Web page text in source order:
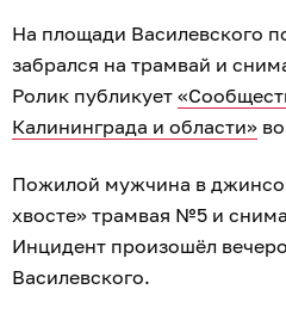
На площади Василевского
забрался на трамвай и
Ролик публикует
Калининграда и области»
Пожилой мужчина в
хвосте» трамвая №5 и
Инцидент произошёл
Василевского.